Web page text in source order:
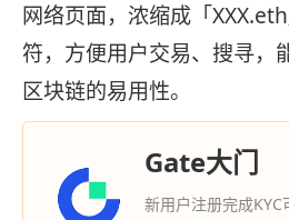
网络页面，浓缩成「
符，方便用户交易、搜寻，
区块链的易用性。
Gate大门
新用户注册完成KYC